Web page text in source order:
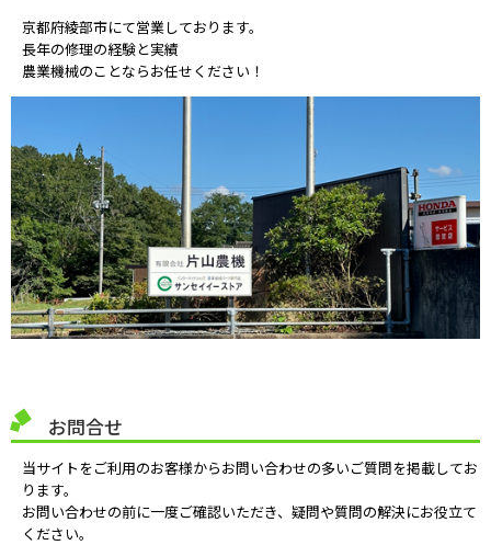
京都府綾部市にて営業しております。
長年の修理の経験と実績
農業機械のことならお任せください！
お問合せ
当サイトをご利用のお客様からお問い合わせの多いご質問を掲載してお
ります。
お問い合わせの前に一度ご確認いただき、疑問や質問の解決にお役立て
ください。